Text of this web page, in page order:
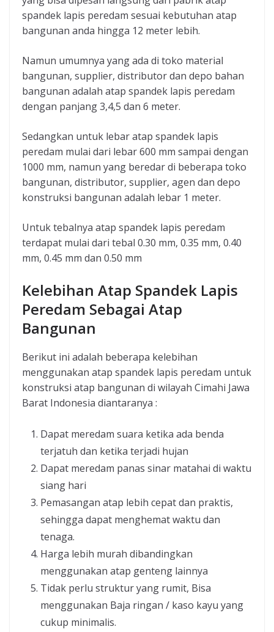
spandek lapis peredam sesuai kebutuhan atap
bangunan anda hingga 12 meter lebih.
Namun umumnya yang ada di toko material
bangunan, supplier, distributor dan depo bahan
bangunan adalah atap spandek lapis peredam
dengan panjang 3,4,5 dan 6 meter.
Sedangkan untuk lebar atap spandek lapis
peredam mulai dari lebar 600 mm sampai dengan
1000 mm, namun yang beredar di beberapa toko
bangunan, distributor, supplier, agen dan depo
konstruksi bangunan adalah lebar 1 meter.
Untuk tebalnya atap spandek lapis peredam
terdapat mulai dari tebal 0.30 mm, 0.35 mm, 0.40
mm, 0.45 mm dan 0.50 mm
Kelebihan Atap Spandek Lapis
Peredam Sebagai Atap
Bangunan
Berikut ini adalah beberapa kelebihan
menggunakan atap spandek lapis peredam untuk
konstruksi atap bangunan di wilayah Cimahi Jawa
Barat Indonesia diantaranya :
Dapat meredam suara ketika ada benda
terjatuh dan ketika terjadi hujan
Dapat meredam panas sinar matahai di waktu
siang hari
Pemasangan atap lebih cepat dan praktis,
sehingga dapat menghemat waktu dan
tenaga.
Harga lebih murah dibandingkan
menggunakan atap genteng lainnya
Tidak perlu struktur yang rumit, Bisa
menggunakan Baja ringan / kaso kayu yang
cukup minimalis.